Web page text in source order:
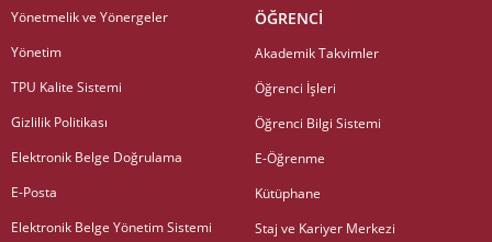
Yönetmelik ve Yönergeler
Yönetim
TPU Kalite Sistemi
Gizlilik Politikası
Elektronik Belge Doğrulama
E-Posta
Elektronik Belge Yönetim Sistemi
ÖĞRENCİ
Akademik Takvimler
Öğrenci İşleri
Öğrenci Bilgi Sistemi
E-Öğrenme
Kütüphane
Staj ve Kariyer Merkezi